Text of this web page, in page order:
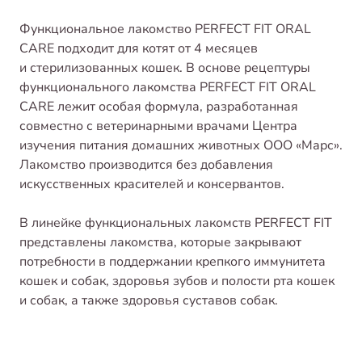
Функциональное лакомство PERFECT FIT ORAL
CARE подходит для котят от 4 месяцев
и стерилизованных кошек. В основе рецептуры
функционального лакомства PERFECT FIT ORAL
CARE лежит особая формула, разработанная
совместно с ветеринарными врачами Центра
изучения питания домашних животных ООО «Марс».
Лакомство производится без добавления
искусственных красителей и консервантов.
В линейке функциональных лакомств PERFECT FIT
представлены лакомства, которые закрывают
потребности в поддержании крепкого иммунитета
кошек и собак, здоровья зубов и полости рта кошек
и собак, а также здоровья суставов собак.